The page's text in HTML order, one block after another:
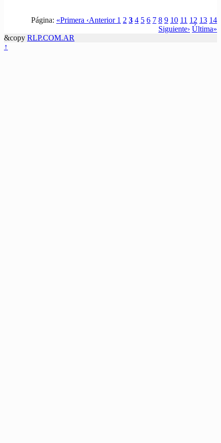
Página: «Primera ‹Anterior 1 2 3 4 5 6 7 8 9 10 11 12 13 14
Siguiente› Última»
&copy RLP.COM.AR
↑